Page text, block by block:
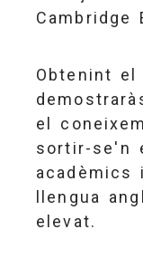
Cambridge
Obtenint
el
sortir-se'n
acadèmics
llengua
elevat.